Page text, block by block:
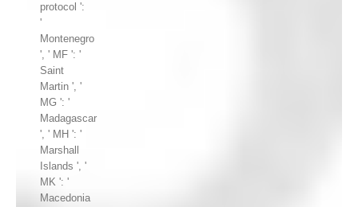
protocol ':
'
Montenegro
', ' MF ': '
Saint
Martin ', '
MG ': '
Madagascar
', ' MH ': '
Marshall
Islands ', '
MK ': '
Macedonia